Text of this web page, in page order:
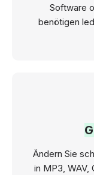
Software
benötigen
Ändern Sie
in MP3, WAV,